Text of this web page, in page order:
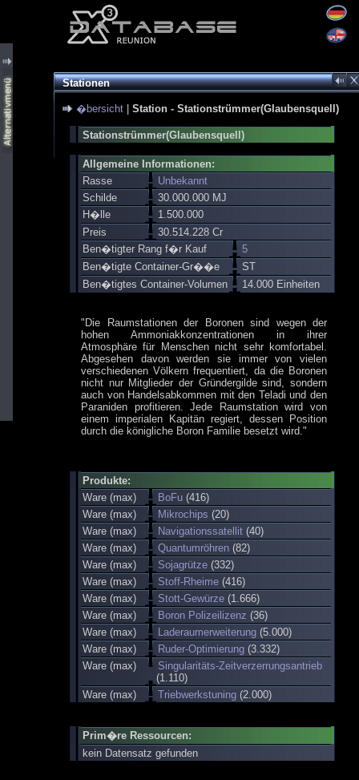
Stationen
�bersicht Station - Stationstrümmer(Glaubensquell)
Stationstrümmer(Glaubensquell)
Allgemeine Informationen:
Rasse
Unbekannt
Schilde
30.000.000 MJ
H�lle
1.500.000
Preis
30.514.228 Cr
Ben�tigter Rang f�r Kauf
5
Ben�tigte Container-Gr��e
ST
Ben�tigtes Container-Volumen
14.000 Einheiten
"Die Raumstationen der Boronen sind wegen der
hohen Ammoniakkonzentrationen in ihrer
Atmosphäre für Menschen nicht sehr komfortabel.
Abgesehen davon werden sie immer von vielen
verschiedenen Völkern frequentiert, da die Boronen
nicht nur Mitglieder der Gründergilde sind, sondern
auch von Handelsabkommen mit den Teladi und den
Paraniden profitieren. Jede Raumstation wird von
einem imperialen Kapitän regiert, dessen Position
durch die königliche Boron Familie besetzt wird."
Produkte:
Ware (max)
BoFu (416)
Ware (max)
Mikrochips (20)
Ware (max)
Navigationssatellit (40)
Ware (max)
Quantumröhren (82)
Ware (max)
Sojagrütze (332)
Ware (max)
Stoff-Rheime (416)
Ware (max)
Stott-Gewürze (1.666)
Ware (max)
Boron Polizeilizenz (36)
Ware (max)
Laderaumerweiterung (5.000)
Ware (max)
Ruder-Optimierung (3.332)
Ware (max)
Singularitäts-Zeitverzerrungsantrieb
(1.110)
Ware (max)
Triebwerkstuning (2.000)
Prim�re Ressourcen:
kein Datensatz gefunden